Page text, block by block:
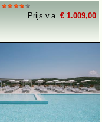
Prijs v.a. € 1.009,00